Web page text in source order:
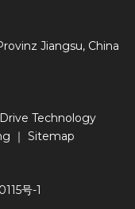
Jiangsu, China
Technology
｜ Sitemap
号-1